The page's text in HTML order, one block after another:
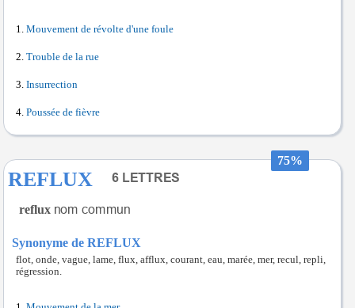
Mouvement de révolte d'une foule
Trouble de la rue
Insurrection
Poussée de fièvre
75%
REFLUX
reflux
Synonyme de REFLUX
flot, onde, vague, lame, flux, afflux, courant, eau, marée, mer, recul, repli,
régression.